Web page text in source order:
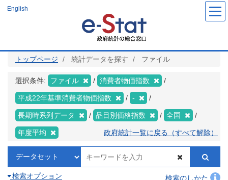
ツ
English
トップページ 統計データを探す ファイル
選択条件: ファイル 消費者物価指数
平成22年基準消費者物価指数 -
長期時系列データ 品目別価格指数 全国
年度平均 政府統計一覧に戻る（すべて解除）
検索オプション
検索のしかた